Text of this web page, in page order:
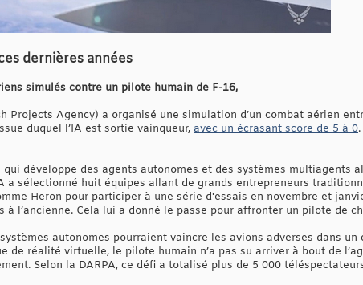
dernières années
simulés contre un pilote humain de F-16,
Projects Agency) a organisé une simulation d’un combat aérien
duquel l’IA est sortie vainqueur, avec un écrasant score de 5 à 0
développe des agents autonomes et des systèmes multiagents
a sélectionné huit équipes allant de grands entrepreneurs
Heron pour participer à une série d'essais en novembre et
l’ancienne. Cela lui a donné le passe pour affronter un pilote de
autonomes pourraient vaincre les avions adverses dans un
de réalité virtuelle, le pilote humain n’a pas su arriver à bout de
Selon la DARPA, ce défi a totalisé plus de 5 000